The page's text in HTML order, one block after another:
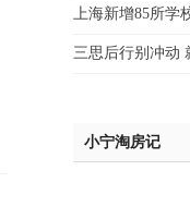
上海新增85所学
三思后行别冲动
小宁淘房记